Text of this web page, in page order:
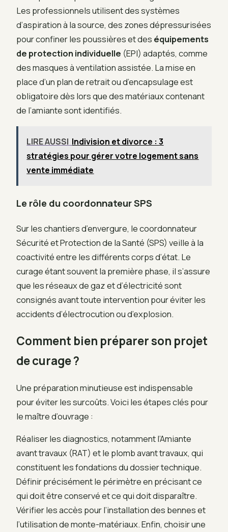
Les professionnels utilisent des systèmes
d’aspiration à la source, des zones dépressurisées
pour confiner les poussières et des équipements
de protection individuelle (EPI) adaptés, comme
des masques à ventilation assistée. La mise en
place d’un plan de retrait ou d’encapsulage est
obligatoire dès lors que des matériaux contenant
de l’amiante sont identifiés.
LIRE AUSSI Indivision et divorce : 3
stratégies pour gérer votre logement sans
vente immédiate
Le rôle du coordonnateur SPS
Sur les chantiers d’envergure, le coordonnateur
Sécurité et Protection de la Santé (SPS) veille à la
coactivité entre les différents corps d’état. Le
curage étant souvent la première phase, il s’assure
que les réseaux de gaz et d’électricité sont
consignés avant toute intervention pour éviter les
accidents d’électrocution ou d’explosion.
Comment bien préparer son projet
de curage ?
Une préparation minutieuse est indispensable
pour éviter les surcoûts. Voici les étapes clés pour
le maître d’ouvrage :
Réaliser les diagnostics, notamment l’Amiante
avant travaux (RAT) et le plomb avant travaux, qui
constituent les fondations du dossier technique.
Définir précisément le périmètre en précisant ce
qui doit être conservé et ce qui doit disparaître.
Vérifier les accès pour l’installation des bennes et
l’utilisation de monte-matériaux. Enfin, choisir une